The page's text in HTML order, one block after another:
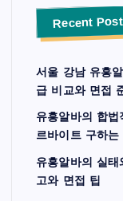
Recent
서울 강남 유흥
급 비교와 면접
유흥알바의 합
르바이트 구하
유흥알바의 실
고와 면접 팁